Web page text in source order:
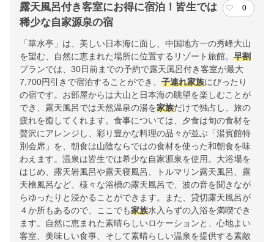
露天風呂付き客室にお得に宿泊！皆生では
稀少な自家源泉の宿
0
「華水亭」は、美しい日本海に面し、中国地方一の秀峰大山
を望む、自然に恵まれた場所に位置するリゾート旅館。 早割
プランでは、30日前までの予約で露天風呂付き客室が最大
7,700円引きで宿泊することができ、 子連れ家族にぴったり
の宿です。お部屋からは大山と日本海の眺望を楽しむことが
でき、露天風呂では天然温泉の湯を家族だけで独占し、旅の
疲れを癒してくれます。食事については、夕食は旬の食材を
贅沢にアレンジし、彩り豊かな料理の品々が並ぶ「湯賓館特
別会席」を、朝食は山陰ならではの食材を使った和朝食を味
わえます。温泉は皆生では希少な自家源泉を使用。大浴場を
はじめ、露天岩風呂や露天寝風呂、トルマリン露天風呂、露
天檜風呂など、様々な浴槽の露天風呂で、波の音を聞きなが
らゆったりと浸かることができます。また、貸切露天風呂が
４か所もあるので、ここでも家族水入らずの入浴を満喫でき
ます。自然に恵まれた素晴らしいロケーションと、心地よい
客室、美味しい食事、そして素晴らしい温泉を提供する素敵